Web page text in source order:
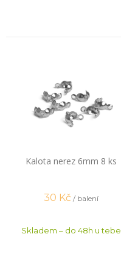
Kalota nerez 6mm 8 ks
30 Kč / balení
Skladem – do 48h u tebe